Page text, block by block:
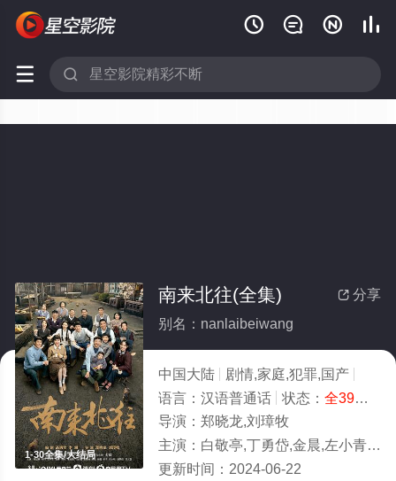
   
 
1-30全集/大结局
 分享
南来北往(全集)
别名：nanlaibeiwang
中国大陆 剧情,家庭,犯罪,国产
语言： 汉语普通话 状态： 全39集
导演： 郑晓龙,刘璋牧
主演： 白敬亭,丁勇岱,金晨,左小青,刘钧,姜妍,刘冠麟,胡可,倪大红,李乃文,任正斌,张瑞涵,唐旭,杨
更新时间： 2024-06-22